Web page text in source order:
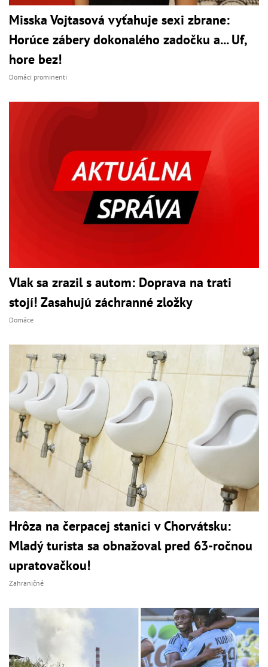
Misska Vojtasová vyťahuje sexi zbrane:
Horúce zábery dokonalého zadočku a... Uf,
hore bez!
Domáci prominenti
Vlak sa zrazil s autom: Doprava na trati
stojí! Zasahujú záchranné zložky
Domáce
Hrôza na čerpacej stanici v Chorvátsku:
Mladý turista sa obnažoval pred 63-ročnou
upratovačkou!
Zahraničné